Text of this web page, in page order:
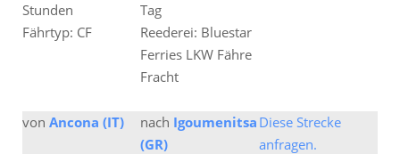
Stunden
Tag
Fährtyp: CF
Reederei: Bluestar
Ferries LKW Fähre
Fracht
von Ancona (IT) nach Igoumenitsa
(GR)
Diese Strecke
anfragen.